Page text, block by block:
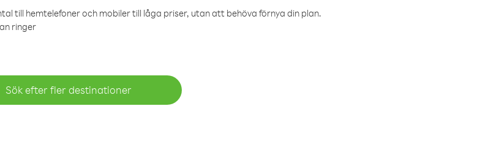
till hemtelefoner och mobiler till låga priser, utan att behöva förnya din plan.
ringer
Sök efter fler destinationer